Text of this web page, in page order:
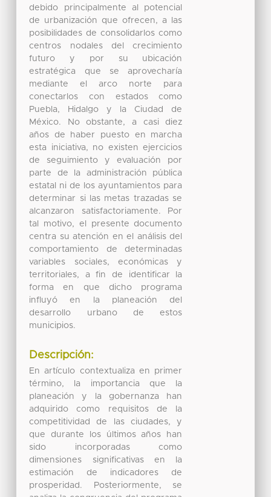
debido principalmente al potencial
de urbanización que ofrecen, a las
posibilidades de consolidarlos como
centros nodales del crecimiento
futuro y por su ubicación
estratégica que se aprovecharía
mediante el arco norte para
conectarlos con estados como
Puebla, Hidalgo y la Ciudad de
México. No obstante, a casi diez
años de haber puesto en marcha
esta iniciativa, no existen ejercicios
de seguimiento y evaluación por
parte de la administración pública
estatal ni de los ayuntamientos para
determinar si las metas trazadas se
alcanzaron satisfactoriamente. Por
tal motivo, el presente documento
centra su atención en el análisis del
comportamiento de determinadas
variables sociales, económicas y
territoriales, a fin de identificar la
forma en que dicho programa
influyó en la planeación del
desarrollo urbano de estos
municipios.
Descripción:
En artículo contextualiza en primer
término, la importancia que la
planeación y la gobernanza han
adquirido como requisitos de la
competitividad de las ciudades, y
que durante los últimos años han
sido incorporadas como
dimensiones significativas en la
estimación de indicadores de
prosperidad. Posteriormente, se